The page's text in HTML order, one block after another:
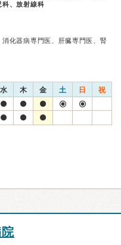
科、放射線科
化器病専門医、肝臓専門医、腎
水 木 金 土 日 祝